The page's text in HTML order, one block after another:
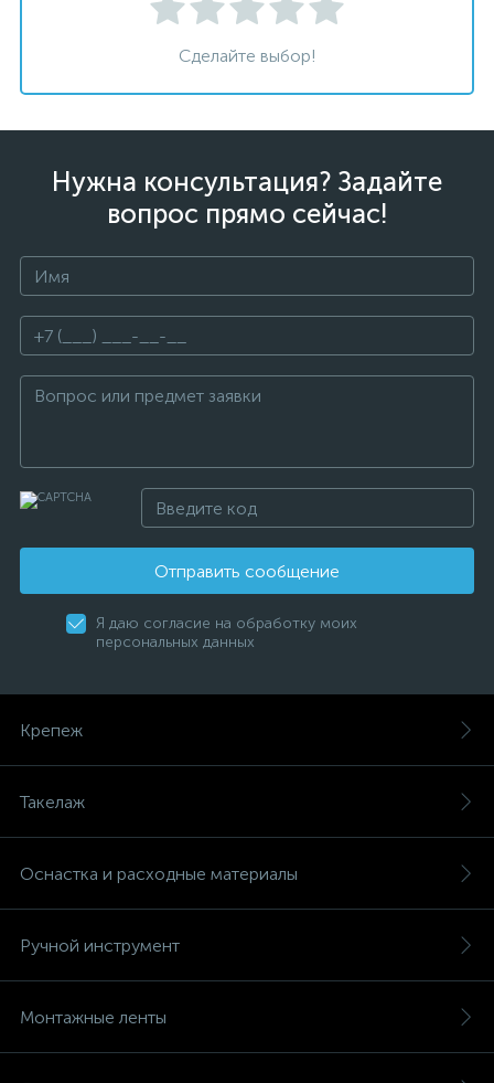
Сделайте выбор!
Нужна консультация? Задайте
вопрос прямо сейчас!
Отправить сообщение
Я даю согласие на обработку моих
персональных данных
Крепеж
Такелаж
Оснастка и расходные материалы
Ручной инструмент
Монтажные ленты